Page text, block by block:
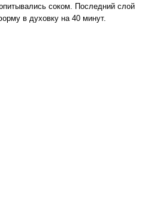
соком. Последний слой
в духовку на 40 минут.